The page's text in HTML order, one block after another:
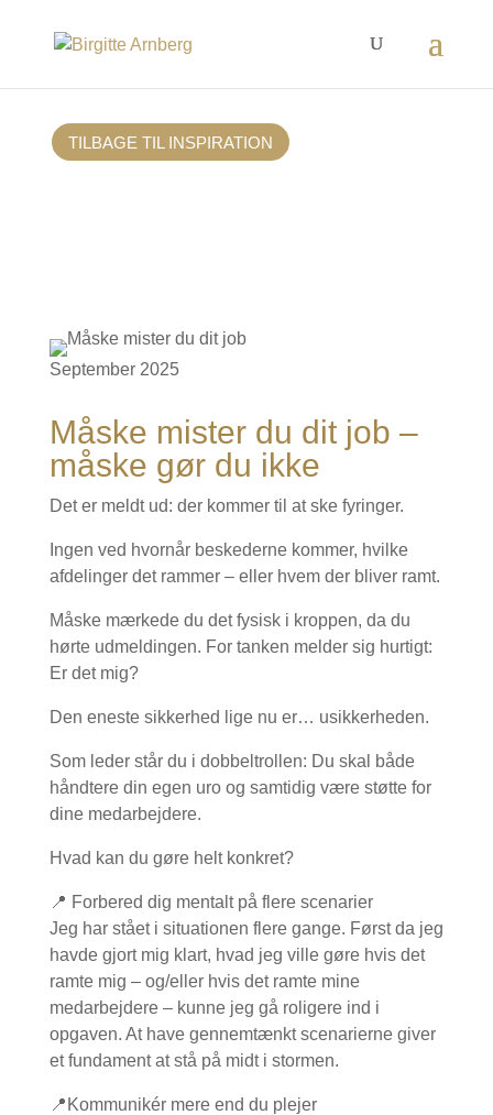
TILBAGE TIL INSPIRATION
September 2025
Måske mister du dit job –
måske gør du ikke
Det er meldt ud: der kommer til at ske fyringer.
Ingen ved hvornår beskederne kommer, hvilke
afdelinger det rammer – eller hvem der bliver ramt.
Måske mærkede du det fysisk i kroppen, da du
hørte udmeldingen. For tanken melder sig hurtigt:
Er det mig?
Den eneste sikkerhed lige nu er… usikkerheden.
Som leder står du i dobbeltrollen: Du skal både
håndtere din egen uro og samtidig være støtte for
dine medarbejdere.
Hvad kan du gøre helt konkret?
📍 Forbered dig mentalt på flere scenarier
Jeg har stået i situationen flere gange. Først da jeg
havde gjort mig klart, hvad jeg ville gøre hvis det
ramte mig – og/eller hvis det ramte mine
medarbejdere – kunne jeg gå roligere ind i
opgaven. At have gennemtænkt scenarierne giver
et fundament at stå på midt i stormen.
📍Kommunikér mere end du plejer